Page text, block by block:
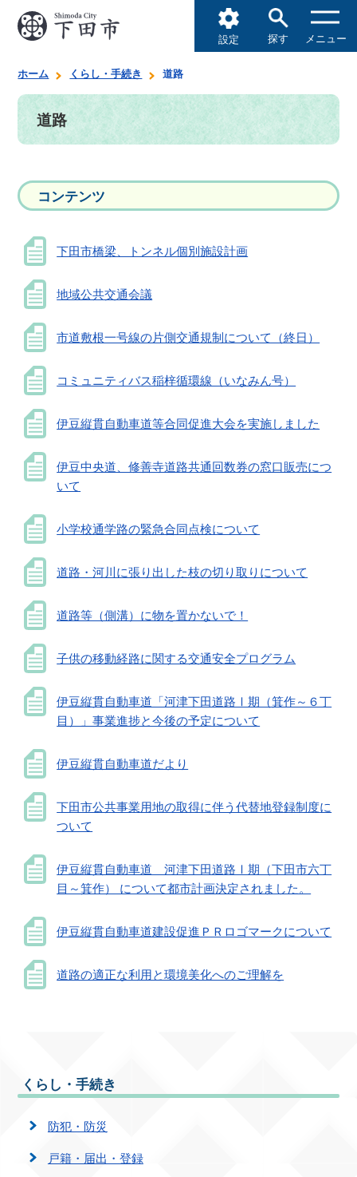
設定 探す メニュー
ホーム くらし・手続き 道路
道路
コンテンツ
下田市橋梁、トンネル個別施設計画
地域公共交通会議
市道敷根一号線の片側交通規制について（終日）
コミュニティバス稲梓循環線（いなみん号）
伊豆縦貫自動車道等合同促進大会を実施しました
伊豆中央道、修善寺道路共通回数券の窓口販売につ
いて
小学校通学路の緊急合同点検について
道路・河川に張り出した枝の切り取りについて
道路等（側溝）に物を置かないで！
子供の移動経路に関する交通安全プログラム
伊豆縦貫自動車道「河津下田道路Ⅰ期（箕作～６丁
目）」事業進捗と今後の予定について
伊豆縦貫自動車道だより
下田市公共事業用地の取得に伴う代替地登録制度に
ついて
伊豆縦貫自動車道 河津下田道路Ⅰ期（下田市六丁
目～箕作） について都市計画決定されました。
伊豆縦貫自動車道建設促進ＰＲロゴマークについて
道路の適正な利用と環境美化へのご理解を
くらし・手続き
防犯・防災
戸籍・届出・登録